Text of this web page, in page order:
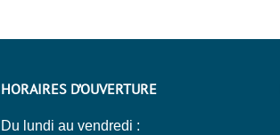
HORAIRES D’OUVERTURE
Du lundi au vendredi :